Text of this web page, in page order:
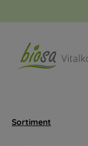
Zur
Sortiment